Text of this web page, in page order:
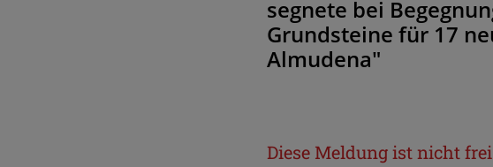
segnete bei
Grundsteine für 17
Almudena"
Diese Meldung ist nicht